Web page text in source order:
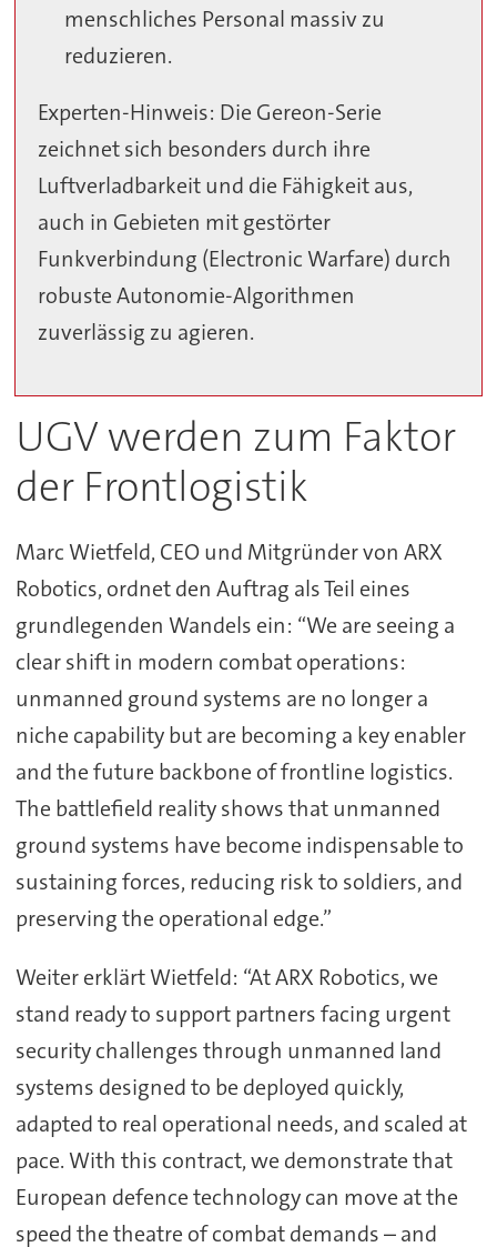
menschliches Personal massiv zu
reduzieren.
Experten-Hinweis: Die Gereon-Serie
zeichnet sich besonders durch ihre
Luftverladbarkeit und die Fähigkeit aus,
auch in Gebieten mit gestörter
Funkverbindung (Electronic Warfare) durch
robuste Autonomie-Algorithmen
zuverlässig zu agieren.
UGV werden zum Faktor
der Frontlogistik
Marc Wietfeld, CEO und Mitgründer von ARX
Robotics, ordnet den Auftrag als Teil eines
grundlegenden Wandels ein: “We are seeing a
clear shift in modern combat operations:
unmanned ground systems are no longer a
niche capability but are becoming a key enabler
and the future backbone of frontline logistics.
The battlefield reality shows that unmanned
ground systems have become indispensable to
sustaining forces, reducing risk to soldiers, and
preserving the operational edge.”
Weiter erklärt Wietfeld: “At ARX Robotics, we
stand ready to support partners facing urgent
security challenges through unmanned land
systems designed to be deployed quickly,
adapted to real operational needs, and scaled at
pace. With this contract, we demonstrate that
European defence technology can move at the
speed the theatre of combat demands – and